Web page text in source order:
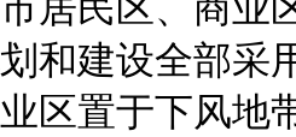
居民区、商业
和建设全部采
区置于下风地